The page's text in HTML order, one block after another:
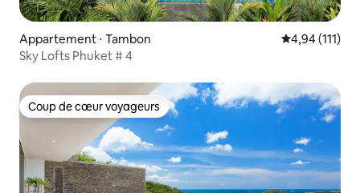
Appartement ⋅ Tambon Évaluation
4,94 (111)
Sky Lofts Phuket # 4
Coup de cœur voyageurs
Coup de cœur voyageurs